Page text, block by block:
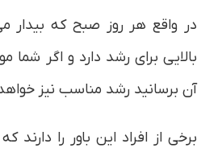
در واقع هر روز صبح که بیدار
بالایی برای رشد دارد و اگر شما
آن برسانید رشد مناسب نیز
برخی از افراد این باور را دارند